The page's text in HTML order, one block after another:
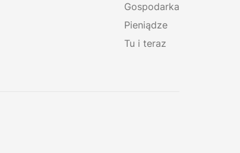
Gospodarka
Pieniądze
Tu i teraz